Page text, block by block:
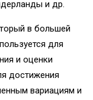
и др.
в большей
для
и оценки
достижения
вариациям и